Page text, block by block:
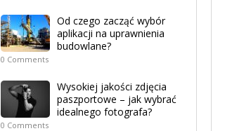
Od czego zacząć wybór
aplikacji na uprawnienia
budowlane?
0 Comments
Wysokiej jakości zdjęcia
paszportowe – jak wybrać
idealnego fotografa?
0 Comments